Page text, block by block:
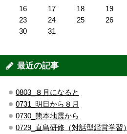
16
17 18 19
23
24 25 26
30
31
最近の記事
0803_８月になると
0731_明日から８月
0730_熊本地震から
0729_直島研修（対話型鑑賞学習）